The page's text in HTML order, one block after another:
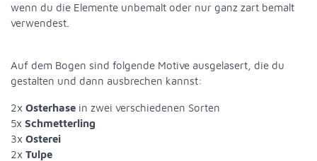
wenn du die Elemente unbemalt oder nur ganz zart bemalt
verwendest.
Auf dem Bogen sind folgende Motive ausgelasert, die du
gestalten und dann ausbrechen kannst:
2x Osterhase in zwei verschiedenen Sorten
5x Schmetterling
3x Osterei
2x Tulpe